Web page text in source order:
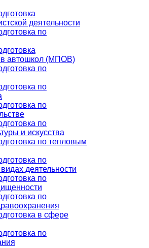
деятельности
по
автошкол (МПОВ)
по
по
по
по
и искусства
по тепловым
по
деятельности
по
по
в сфере
по